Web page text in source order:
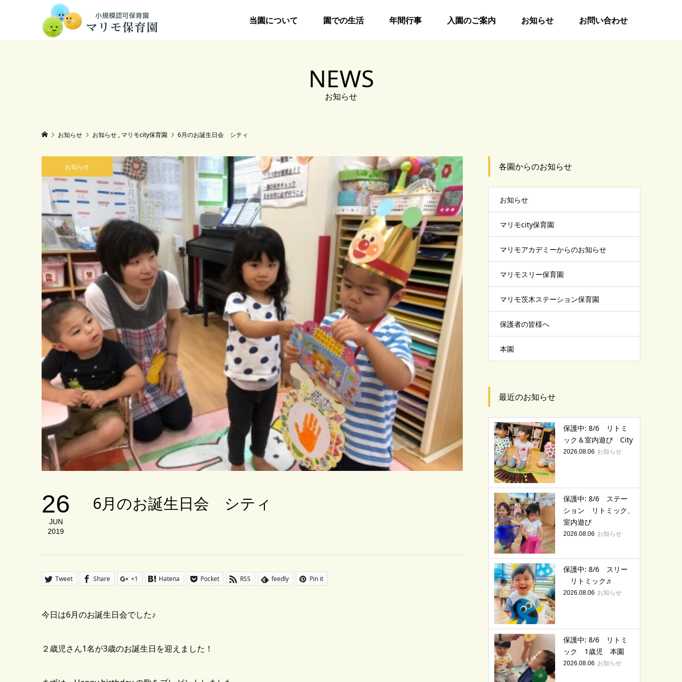
当園について 園での生活 年間行事 入園のご案内 お知らせ お問い合わせ
NEWS
お知らせ
お知らせ お知らせ , マリモcity保育園 6月のお誕生日会 シティ
お知らせ
26
JUN
2019
6月のお誕生日会 シティ
Tweet Share +1 Hatena Pocket RSS feedly Pin it
今日は6月のお誕生日会でした♪
２歳児さん1名が3歳のお誕生日を迎えました！
各園からのお知らせ
お知らせ
マリモcity保育園
マリモアカデミーからのお知らせ
マリモスリー保育園
マリモ茨木ステーション保育園
保護者の皆様へ
本園
最近のお知らせ
保護中: 8/6 リトミ
ック＆室内遊び City
2026.08.06 お知らせ
保護中: 8/6 ステー
ション リトミック、
室内遊び
2026.08.06 お知らせ
保護中: 8/6 スリー
リトミック♬
2026.08.06 お知らせ
保護中: 8/6 リトミ
ック 1歳児 本園
2026.08.06 お知らせ